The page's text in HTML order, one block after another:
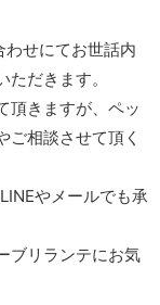
せにてお世話内
だきます。
頂きますが、ペッ
ご相談させて頂く
やメールでも承
ブリランテにお気